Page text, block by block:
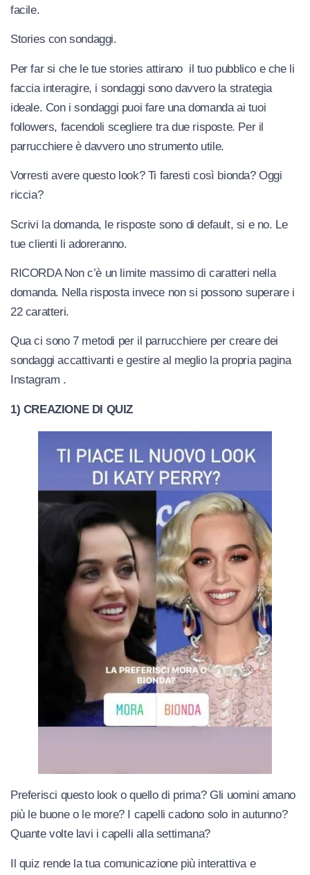
facile.
Stories con sondaggi.
Per far si che le tue stories attirano il tuo pubblico e che li
faccia interagire, i sondaggi sono davvero la strategia
ideale. Con i sondaggi puoi fare una domanda ai tuoi
followers, facendoli scegliere tra due risposte. Per il
parrucchiere è davvero uno strumento utile.
Vorresti avere questo look? Ti faresti così bionda? Oggi
riccia?
Scrivi la domanda, le risposte sono di default, si e no. Le
tue clienti li adoreranno.
RICORDA Non c’è un limite massimo di caratteri nella
domanda. Nella risposta invece non si possono superare i
22 caratteri.
Qua ci sono 7 metodi per il parrucchiere per creare dei
sondaggi accattivanti e gestire al meglio la propria pagina
Instagram .
1) CREAZIONE DI QUIZ
Preferisci questo look o quello di prima? Gli uomini amano
più le buone o le more? I capelli cadono solo in autunno?
Quante volte lavi i capelli alla settimana?
Il quiz rende la tua comunicazione più interattiva e